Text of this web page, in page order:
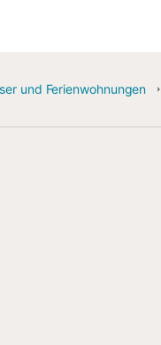
und Ferienwohnungen